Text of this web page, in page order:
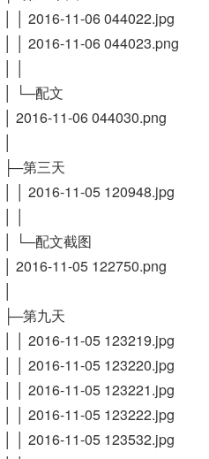
│ │ │ 2016-11-06 044022.jpg
│ │ │ 2016-11-06 044023.png
│ │ └─配文
│ │ 2016-11-06 044030.png
│ ├─第三天
│ │ │ 2016-11-05 120948.jpg
│ │ └─配文截图
│ │ 2016-11-05 122750.png
│ ├─第九天
│ │ │ 2016-11-05 123219.jpg
│ │ │ 2016-11-05 123220.jpg
│ │ │ 2016-11-05 123221.jpg
│ │ │ 2016-11-05 123222.jpg
│ │ │ 2016-11-05 123532.jpg